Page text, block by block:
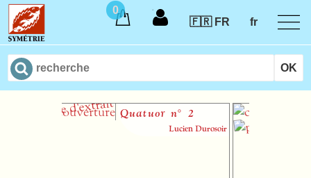
0
🇫🇷 FR
fr
Quatuor n° 2
Lucien Durosoir